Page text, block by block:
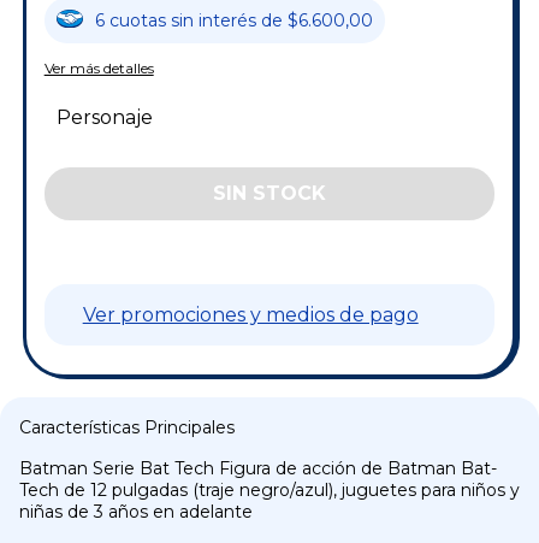
6 cuotas sin interés de $6.600,00
Ver más detalles
Personaje
Ver promociones y medios de pago
Características Principales
Batman Serie Bat Tech Figura de acción de Batman Bat-
Tech de 12 pulgadas (traje negro/azul), juguetes para niños y
niñas de 3 años en adelante